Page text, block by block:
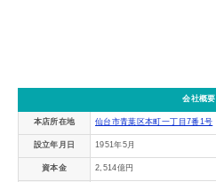
会社概要
本店所在地 仙台市青葉区本町一丁目7番1号
設立年月日 1951年5月
資本金 2,514億円